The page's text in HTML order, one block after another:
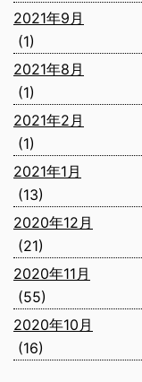
2021年9月
(1)
2021年8月
(1)
2021年2月
(1)
2021年1月
(13)
2020年12月
(21)
2020年11月
(55)
2020年10月
(16)